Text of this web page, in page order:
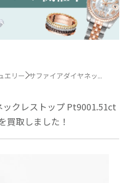
エリー サファイアダイヤネッ...
ックレストップ Pt9001.51ct
買取しました！